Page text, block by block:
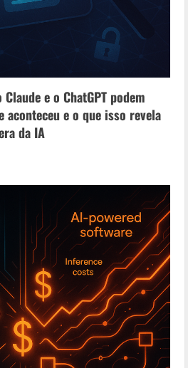
e o ChatGPT podem
aconteceu e o que isso revela
da IA